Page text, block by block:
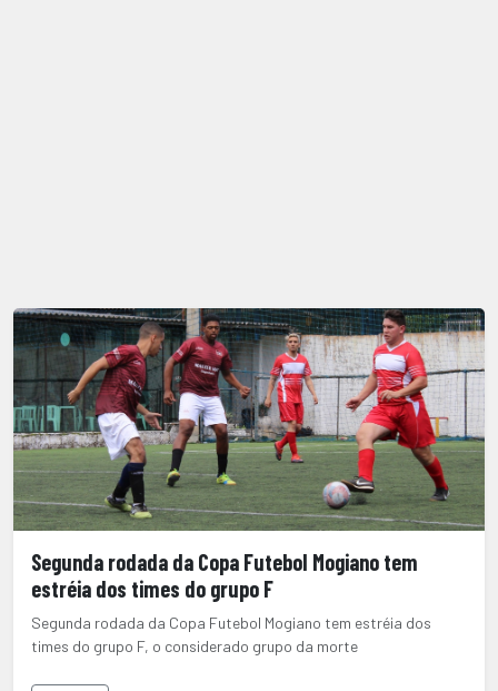
Segunda rodada da Copa Futebol Mogiano tem
estréia dos times do grupo F
Segunda rodada da Copa Futebol Mogiano tem estréia dos
times do grupo F, o considerado grupo da morte